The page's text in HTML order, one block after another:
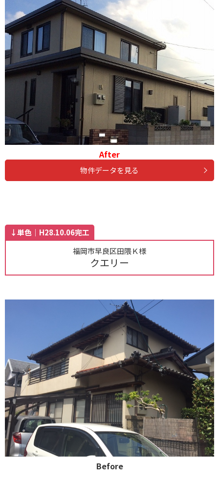
After
物件データを見る
↓単色｜H28.10.06完工
福岡市早良区田隈Ｋ様
クエリー
Before